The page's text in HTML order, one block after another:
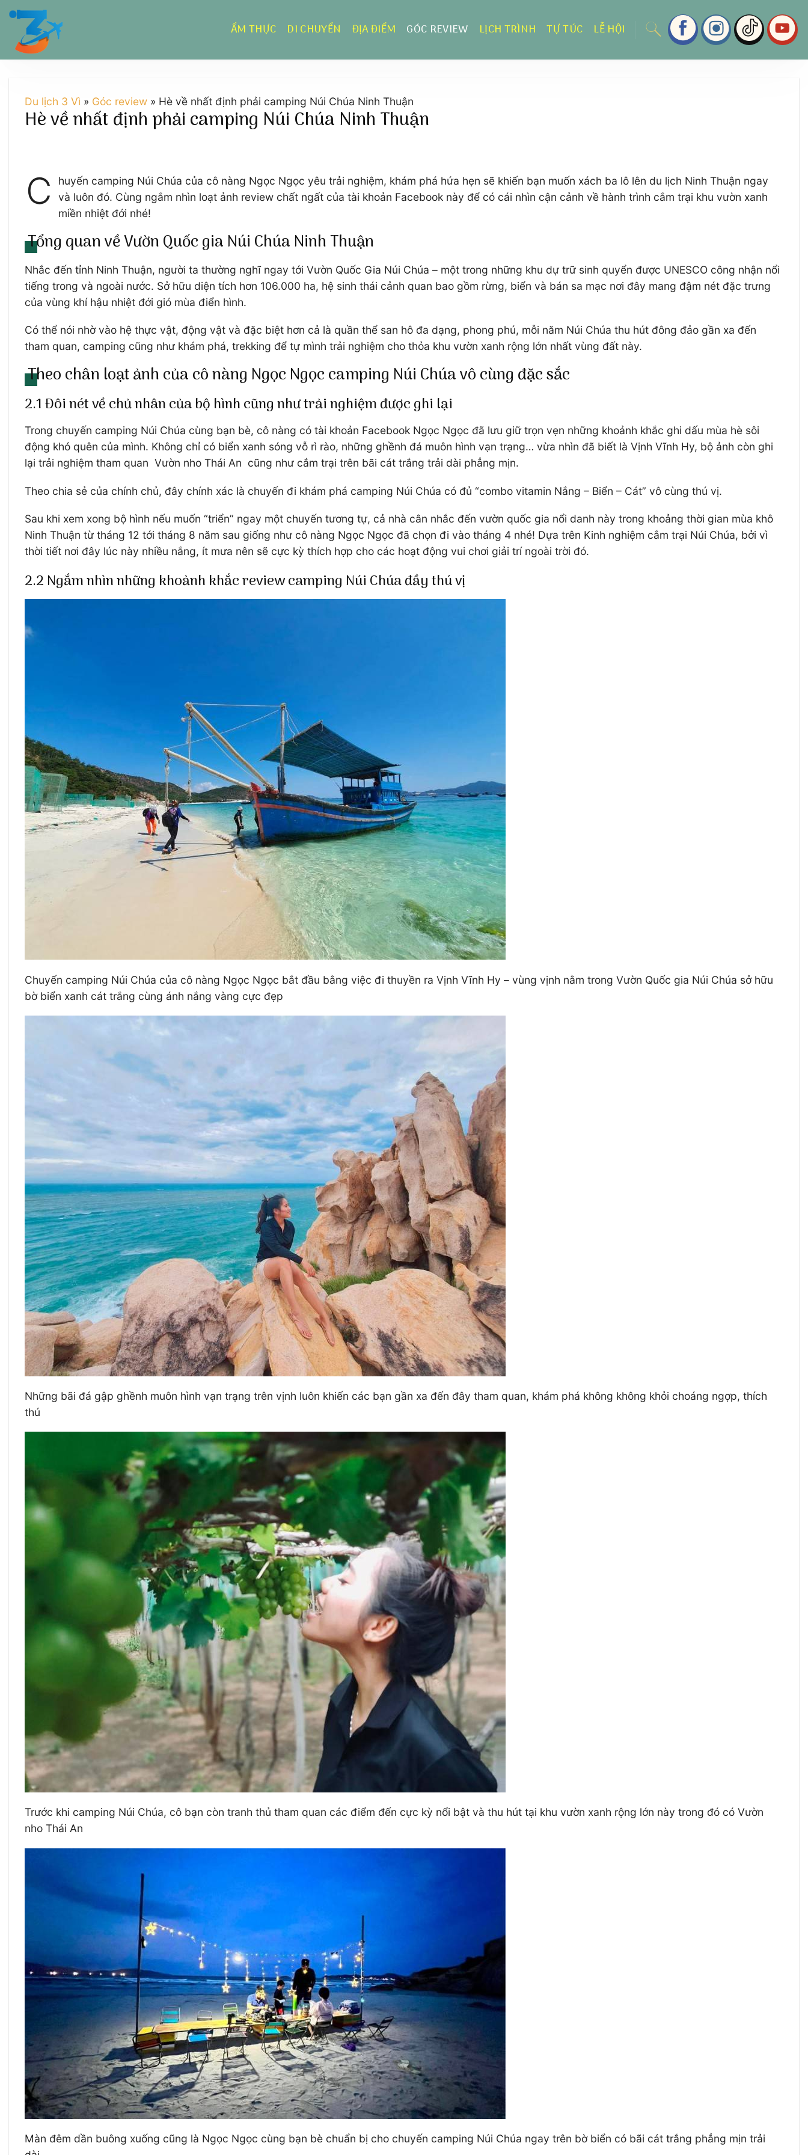
Chuyển
dung
ẨM THỰC DI CHUYỂN ĐỊA ĐIỂM GÓC REVIEW LỊCH TRÌNH TỰ TÚC LỄ HỘI
Du lịch 3 Vì » Góc review » Hè về nhất định phải camping Núi Chúa Ninh Thuận
Hè về nhất định phải camping Núi Chúa Ninh Thuận
C
huyến camping Núi Chúa của cô nàng Ngọc Ngọc yêu trải nghiệm, khám phá hứa hẹn sẽ khiến bạn muốn xách ba lô lên du lịch Ninh Thuận ngay
và luôn đó. Cùng ngắm nhìn loạt ảnh review chất ngất của tài khoản Facebook này để có cái nhìn cận cảnh về hành trình cắm trại khu vườn xanh
miền nhiệt đới nhé!
Tổng quan về Vườn Quốc gia Núi Chúa Ninh Thuận
Nhắc đến tỉnh Ninh Thuận, người ta thường nghĩ ngay tới Vườn Quốc Gia Núi Chúa – một trong những khu dự trữ sinh quyển được UNESCO công nhận nổi
tiếng trong và ngoài nước. Sở hữu diện tích hơn 106.000 ha, hệ sinh thái cảnh quan bao gồm rừng, biển và bán sa mạc nơi đây mang đậm nét đặc trưng
của vùng khí hậu nhiệt đới gió mùa điển hình.
Có thể nói nhờ vào hệ thực vật, động vật và đặc biệt hơn cả là quần thể san hô đa dạng, phong phú, mỗi năm Núi Chúa thu hút đông đảo gần xa đến
tham quan, camping cũng như khám phá, trekking để tự mình trải nghiệm cho thỏa khu vườn xanh rộng lớn nhất vùng đất này.
Theo chân loạt ảnh của cô nàng Ngọc Ngọc camping Núi Chúa vô cùng đặc sắc
2.1 Đôi nét về chủ nhân của bộ hình cũng như trải nghiệm được ghi lại
Trong chuyến camping Núi Chúa cùng bạn bè, cô nàng có tài khoản Facebook Ngọc Ngọc đã lưu giữ trọn vẹn những khoảnh khắc ghi dấu mùa hè sôi
động khó quên của mình. Không chỉ có biển xanh sóng vỗ rì rào, những ghềnh đá muôn hình vạn trạng… vừa nhìn đã biết là Vịnh Vĩnh Hy, bộ ảnh còn ghi
lại trải nghiệm tham quan Vườn nho Thái An cũng như cắm trại trên bãi cát trắng trải dài phẳng mịn.
Theo chia sẻ của chính chủ, đây chính xác là chuyến đi khám phá camping Núi Chúa có đủ “combo vitamin Nắng – Biển – Cát” vô cùng thú vị.
Sau khi xem xong bộ hình nếu muốn “triển” ngay một chuyến tương tự, cả nhà cân nhắc đến vườn quốc gia nổi danh này trong khoảng thời gian mùa khô
Ninh Thuận từ tháng 12 tới tháng 8 năm sau giống như cô nàng Ngọc Ngọc đã chọn đi vào tháng 4 nhé! Dựa trên Kinh nghiệm cắm trại Núi Chúa, bởi vì
thời tiết nơi đây lúc này nhiều nắng, ít mưa nên sẽ cực kỳ thích hợp cho các hoạt động vui chơi giải trí ngoài trời đó.
2.2 Ngắm nhìn những khoảnh khắc review camping Núi Chúa đầy thú vị
Chuyến camping Núi Chúa của cô nàng Ngọc Ngọc bắt đầu bằng việc đi thuyền ra Vịnh Vĩnh Hy – vùng vịnh nằm trong Vườn Quốc gia Núi Chúa sở hữu
bờ biển xanh cát trắng cùng ánh nắng vàng cực đẹp
Những bãi đá gập ghềnh muôn hình vạn trạng trên vịnh luôn khiến các bạn gần xa đến đây tham quan, khám phá không không khỏi choáng ngợp, thích
thú
Trước khi camping Núi Chúa, cô bạn còn tranh thủ tham quan các điểm đến cực kỳ nổi bật và thu hút tại khu vườn xanh rộng lớn này trong đó có Vườn
nho Thái An
Màn đêm dần buông xuống cũng là Ngọc Ngọc cùng bạn bè chuẩn bị cho chuyến camping Núi Chúa ngay trên bờ biển có bãi cát trắng phẳng mịn trải